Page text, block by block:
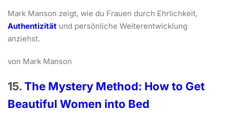
Mark Manson zeigt, wie du Frauen durch Ehrlichkeit,
Authentizität und persönliche Weiterentwicklung
anziehst.
von Mark Manson
15.The Mystery Method: Howto Get
Beautiful Women into Bed